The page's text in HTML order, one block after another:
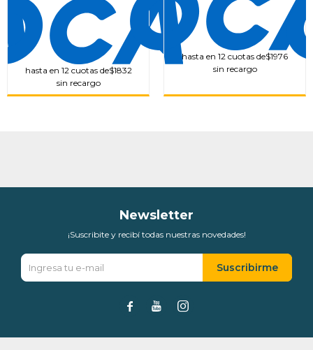
hasta en 12 cuotas de$1832
sin recargo
hasta en 12 cuotas de$1976
sin recargo
Newsletter
¡Suscribite y recibí todas nuestras novedades!
Suscribirme
  